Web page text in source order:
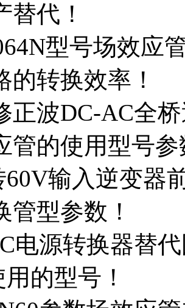
替代！
型号场效应
的转换效率！
正波DC-AC全
管的使用型号参
60V输入逆变器
管型参数！
电源转换器替
的型号！